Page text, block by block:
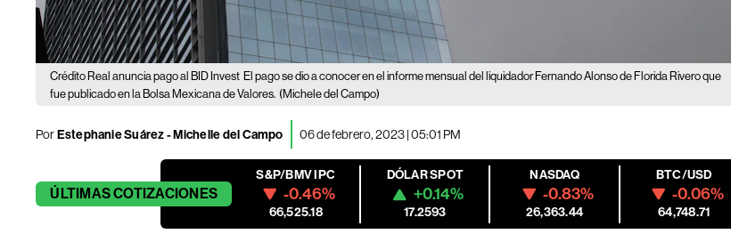
Crédito Real anuncia pago al BID Invest El pago se dio a conocer en el informe mensual del liquidador Fernando Alonso de Florida Rivero que
fue publicado en la Bolsa Mexicana de Valores. (Michele del Campo)
PorEstephanie Suárez-Michelle del Campo 06 de febrero, 2023 | 05:01 PM
ÚLTIMASCOTIZACIONES
S&P/BMV IPC
-0.46%
66,525.18
DÓLAR SPOT
+0.14%
17.2593
NASDAQ
-0.83%
26,363.44
BTC/USD
-0.06%
64,748.71